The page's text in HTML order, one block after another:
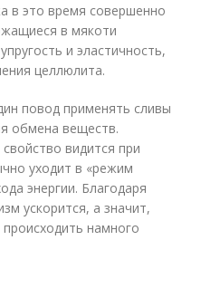
в это время совершенно
в мякоти
и эластичность,
целлюлита.
повод применять сливы
обмена веществ.
видится при
уходит в «режим
энергии. Благодаря
ускорится, а значит,
намного